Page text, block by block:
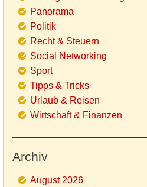
Panorama
Politik
Recht & Steuern
Social Networking
Sport
Tipps & Tricks
Urlaub & Reisen
Wirtschaft & Finanzen
Archiv
August 2026